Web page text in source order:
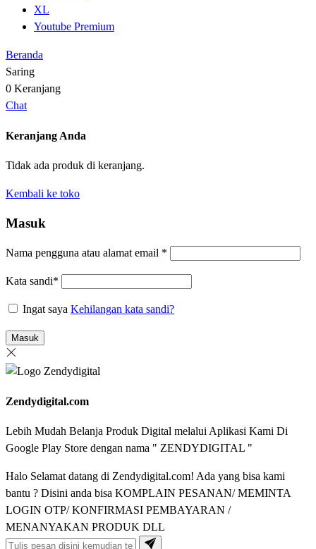
XL
Youtube Premium
Beranda
Saring
0 Keranjang
Chat
Keranjang Anda
Tidak ada produk di keranjang.
Kembali ke toko
Masuk
Nama pengguna atau alamat email *
Kata sandi*
Ingat saya Kehilangan kata sandi?
Masuk
Zendydigital.com
Lebih Mudah Belanja Produk Digital melalui Aplikasi Kami Di
Google Play Store dengan nama " ZENDYDIGITAL "
Halo Selamat datang di Zendydigital.com! Ada yang bisa kami
bantu ? Disini anda bisa KOMPLAIN PESANAN/ MEMINTA
LOGIN OTP/ KONFIRMASI PEMBAYARAN /
MENANYAKAN PRODUK DLL